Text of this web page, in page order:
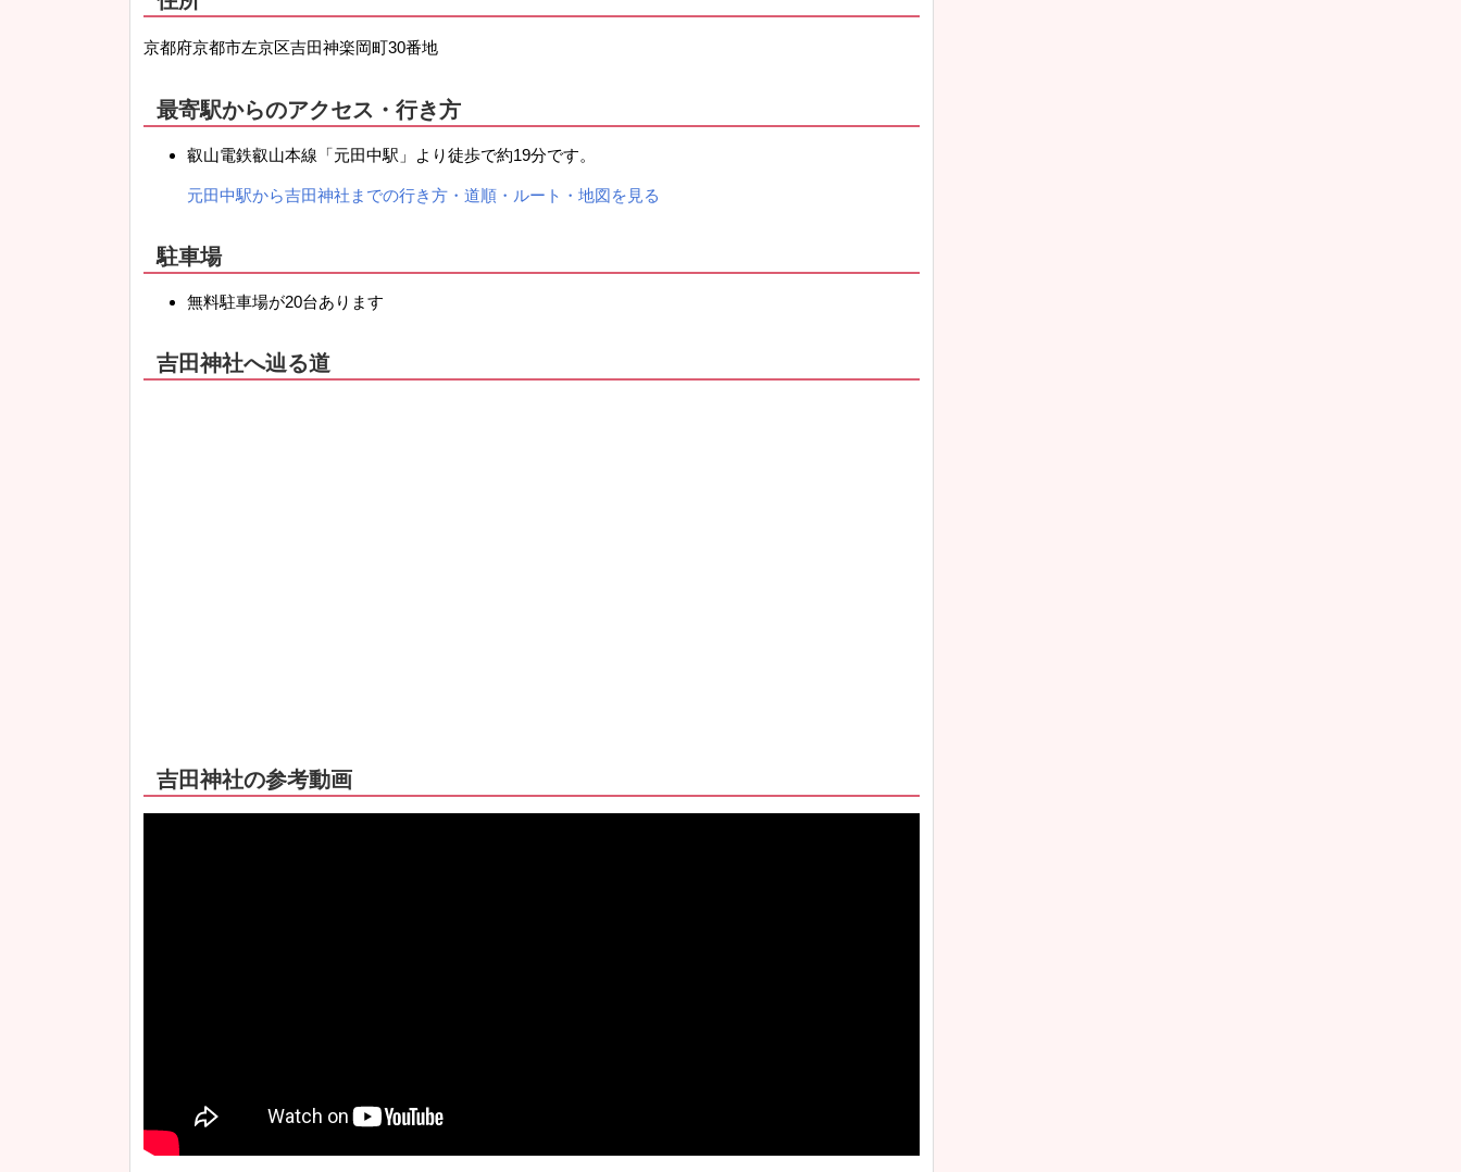
京都府京都市左京区吉田神楽岡町30番地
最寄駅からのアクセス・行き方
叡山電鉄叡山本線「元田中駅」より徒歩で約19分です。
元田中駅から吉田神社までの行き方・道順・ルート・地図を見る
駐車場
無料駐車場が20台あります
吉田神社へ辿る道
吉田神社の参考動画